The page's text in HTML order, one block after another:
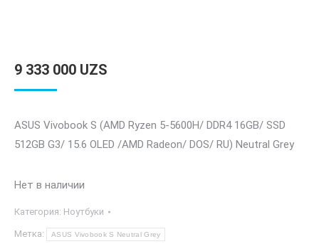
9 333 000 UZS
ASUS Vivobook S (AMD Ryzen 5-5600H/ DDR4 16GB/ SSD
512GB G3/ 15.6 OLED /AMD Radeon/ DOS/ RU) Neutral Grey
Нет в наличии
Категория: Ноутбуки
Метка: ASUS Vivobook S Neutral Grey